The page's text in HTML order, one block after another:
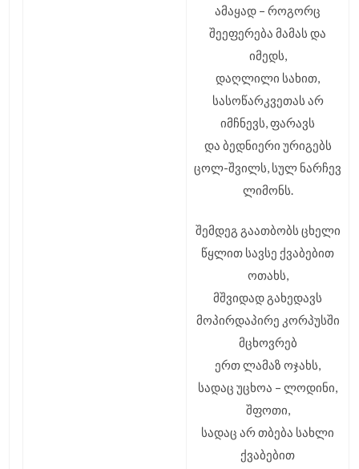
ამაყად – როგორც
შეეფერება მამას და
იმედს,
დაღლილი სახით,
სასოწარკვეთას არ
იმჩნევს, ფარავს
და ბედნიერი ურიგებს
ცოლ-შვილს, სულ ნარჩევ
ლიმონს.
შემდეგ გაათბობს ცხელი
წყლით სავსე ქვაბებით
ოთახს,
მშვიდად გახედავს
მოპირდაპირე კორპუსში
მცხოვრებ
ერთ ლამაზ ოჯახს,
სადაც უცხოა – ლოდინი,
შფოთი,
სადაც არ თბება სახლი
ქვაბებით